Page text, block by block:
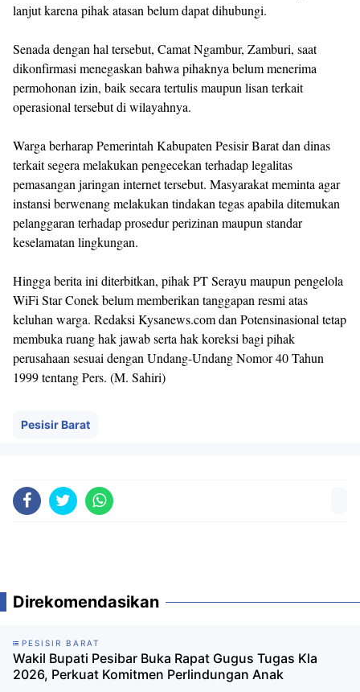
lanjut karena pihak atasan belum dapat dihubungi.
​Senada dengan hal tersebut, Camat Ngambur, Zamburi, saat
dikonfirmasi menegaskan bahwa pihaknya belum menerima
permohonan izin, baik secara tertulis maupun lisan terkait
operasional tersebut di wilayahnya.
​Warga berharap Pemerintah Kabupaten Pesisir Barat dan dinas
terkait segera melakukan pengecekan terhadap legalitas
pemasangan jaringan internet tersebut. Masyarakat meminta agar
instansi berwenang melakukan tindakan tegas apabila ditemukan
pelanggaran terhadap prosedur perizinan maupun standar
keselamatan lingkungan.
​Hingga berita ini diterbitkan, pihak PT Serayu maupun pengelola
WiFi Star Conek belum memberikan tanggapan resmi atas
keluhan warga. Redaksi Kysanews.com dan Potensinasional tetap
membuka ruang hak jawab serta hak koreksi bagi pihak
perusahaan sesuai dengan Undang-Undang Nomor 40 Tahun
1999 tentang Pers. ​(M. Sahiri)
Pesisir Barat
Direkomendasikan
PESISIR BARAT
Wakil Bupati Pesibar Buka Rapat Gugus Tugas Kla
2026, Perkuat Komitmen Perlindungan Anak